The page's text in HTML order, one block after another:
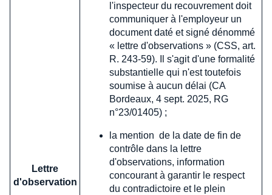
Lettre
d'observation
l'inspecteur du recouvrement doit
communiquer à l'employeur un
document daté et signé dénommé
« lettre d'observations » (CSS, art.
R. 243-59). Il s'agit d'une formalité
substantielle qui n'est toutefois
soumise à aucun délai (CA
Bordeaux, 4 sept. 2025, RG
n°23/01405) ;
la mention de la date de fin de
contrôle dans la lettre
d'observations, information
concourant à garantir le respect
du contradictoire et le plein